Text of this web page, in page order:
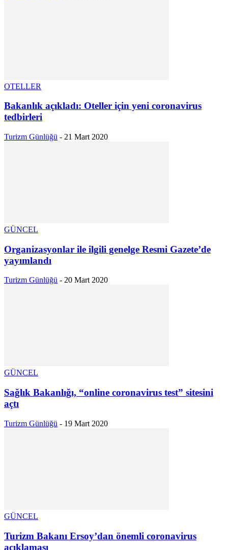
OTELLER
Bakanlık açıkladı: Oteller için yeni coronavirus
tedbirleri
Turizm Günlüğü - 21 Mart 2020
GÜNCEL
Organizasyonlar ile ilgili genelge Resmi Gazete’de
yayımlandı
Turizm Günlüğü - 20 Mart 2020
GÜNCEL
Sağlık Bakanlığı, “online coronavirus test” sitesini
açtı
Turizm Günlüğü - 19 Mart 2020
GÜNCEL
Turizm Bakanı Ersoy’dan önemli coronavirus
açıklaması